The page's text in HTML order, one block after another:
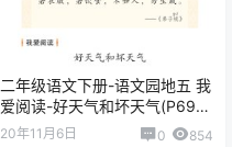
二年级语文下册-语文园地五 我
爱阅读-好天气和坏天气(P69-
P70)
20年11月6日 0 854